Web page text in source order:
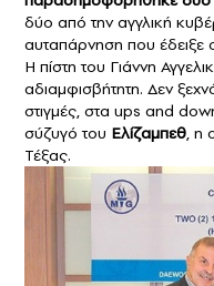
δύο από την αγγλική
αυταπάρνηση που έδειξε
Η πίστη του Γιάννη
αδιαμφισβήτητη. Δεν
στιγμές, στα ups and
σύζυγό του Ελίζαμπεθ, η
Τέξας.